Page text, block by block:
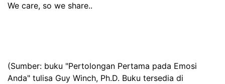
We care, so we share..
(Sumber: buku "Pertolongan Pertama pada Emosi
Anda" tulisa Guy Winch, Ph.D. Buku tersedia di